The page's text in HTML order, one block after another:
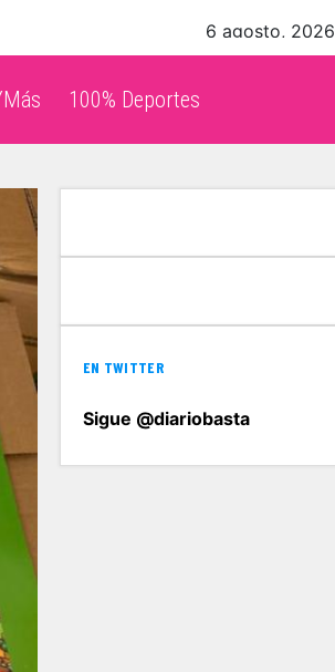
6 agosto, 2026
100% Deportes
EN TWITTER
Sigue @diariobasta